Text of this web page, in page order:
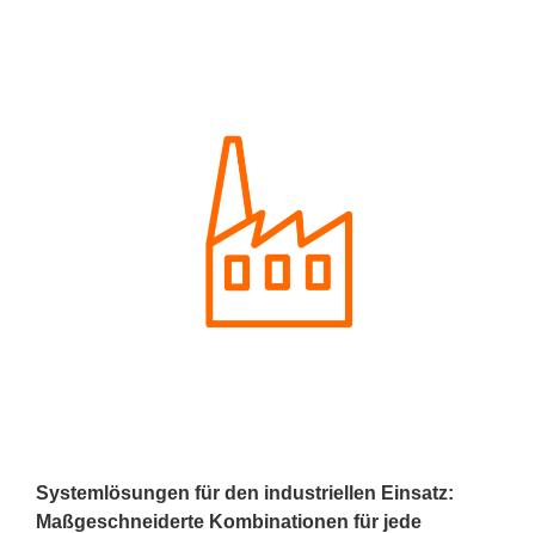
Systemlösungen für den industriellen Einsatz:
Maßgeschneiderte Kombinationen für jede